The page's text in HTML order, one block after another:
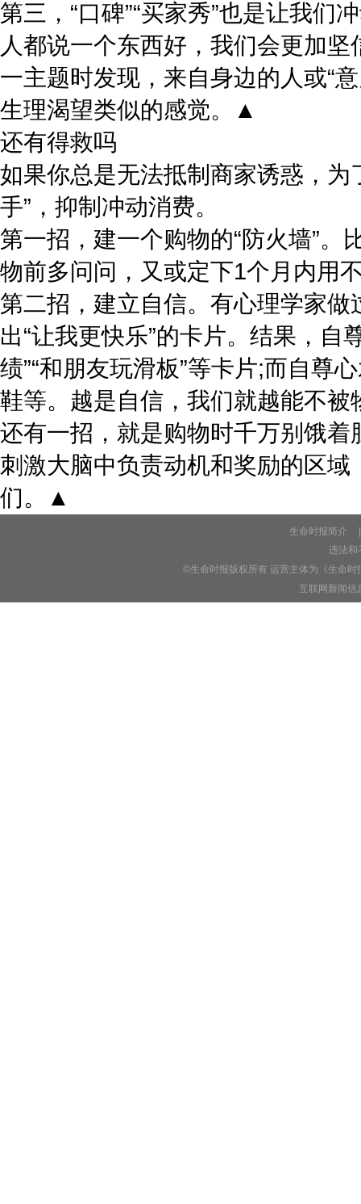
第三，“口碑”“买家秀”也是让我
人都说一个东西好，我们会更加
一主题时发现，来自身边的人或“
生理渴望类似的感觉。▲
还有得救吗
如果你总是无法抵制商家诱惑，
手”，抑制冲动消费。
第一招，建一个购物的“防火墙”
物前多问问，又或定下1个月内用
第二招，建立自信。有心理学家
出“让我更快乐”的卡片。结果，
绩”“和朋友玩滑板”等卡片;而自尊
鞋等。越是自信，我们就越能不
还有一招，就是购物时千万别饿
刺激大脑中负责动机和奖励的区
们。▲
生命时报简介
违法和
©生命时报版权所有 运营主体为《生命
互联网新闻信